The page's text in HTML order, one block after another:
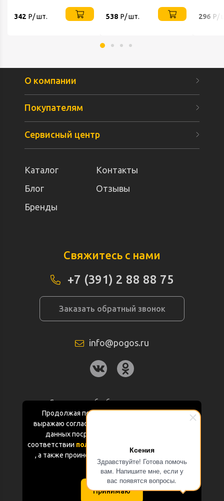
Ксения
Здравствуйте! Готова помочь
вам. Напишите мне, если у
вас появятся вопросы.
342 Р/ шт. 538 Р/ шт. 296 Р/
Продолжая пользоваться данным сайтом
выражаю согласие на обработку персональных
данных посредством Яндекс.Метрика в
соответствии политикой конфиденциальности
, а также проинформирован об использовании
Cookie-файлов
Принимаю
О компании
Покупателям
Сервисный центр
Каталог
Контакты
Блог
Отзывы
Бренды
Свяжитесь с нами
+7 (391) 2 88 88 75
Заказать обратный звонок
info@pogos.ru
Согласие на обработку персональных
данных
Политика конфиденциальности
Документация
Карта сайта